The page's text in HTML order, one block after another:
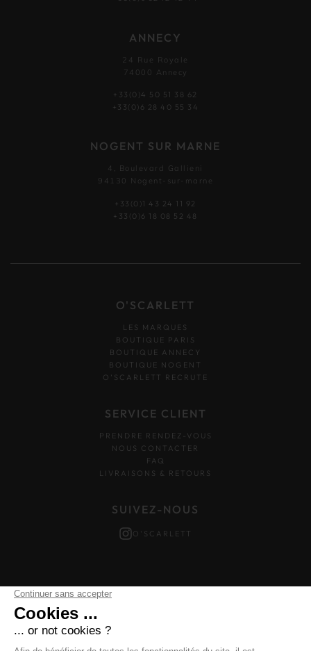
ANNECY
24 Rue Royale
74000 Annecy
+33(0)4 50 51 38 62
+33(0)6 28 40 55 34
NOGENT SUR MARNE
4, Boulevard Gallieni
94130 Nogent-sur-marne
+33(0)1 43 24 11 92
+33(0)6 18 08 52 48
O'SCARLETT
LES MARQUES
BOUTIQUE PARIS
BOUTIQUE ANNECY
BOUTIQUE NOGENT
O’SCARLETT RECRUTE
SERVICE CLIENT
PRENDRE RENDEZ-VOUS
NOUS CONTACTER
FAQ
LIVRAISONS & RETOURS
SUIVEZ-NOUS
O'SCARLETT
Mentions légales – Données personnelles – Cookies